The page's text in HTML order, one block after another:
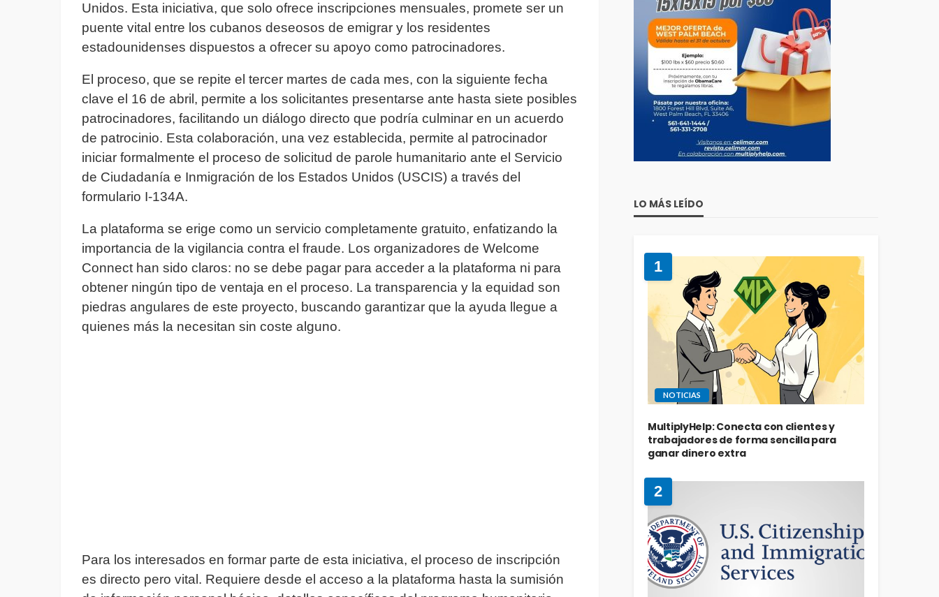
Unidos. Esta iniciativa, que solo ofrece inscripciones mensuales, promete ser un
puente vital entre los cubanos deseosos de emigrar y los residentes
estadounidenses dispuestos a ofrecer su apoyo como patrocinadores.
El proceso, que se repite el tercer martes de cada mes, con la siguiente fecha
clave el 16 de abril, permite a los solicitantes presentarse ante hasta siete posibles
patrocinadores, facilitando un diálogo directo que podría culminar en un acuerdo
de patrocinio. Esta colaboración, una vez establecida, permite al patrocinador
iniciar formalmente el proceso de solicitud de parole humanitario ante el Servicio
de Ciudadanía e Inmigración de los Estados Unidos (USCIS) a través del
formulario I-134A.
La plataforma se erige como un servicio completamente gratuito, enfatizando la
importancia de la vigilancia contra el fraude. Los organizadores de Welcome
Connect han sido claros: no se debe pagar para acceder a la plataforma ni para
obtener ningún tipo de ventaja en el proceso. La transparencia y la equidad son
piedras angulares de este proyecto, buscando garantizar que la ayuda llegue a
quienes más la necesitan sin coste alguno.
Para los interesados en formar parte de esta iniciativa, el proceso de inscripción
es directo pero vital. Requiere desde el acceso a la plataforma hasta la sumisión
LO MÁS LEÍDO
1
NOTICIAS
MultiplyHelp: Conecta con clientes y
trabajadores de forma sencilla para
ganar dinero extra
2